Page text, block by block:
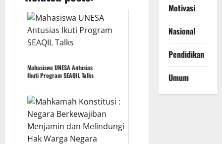
Mahasiswa UNESA Antusias
Ikuti Program SEAQIL Talks
Motivasi
Nasional
Pendidikan
Umum